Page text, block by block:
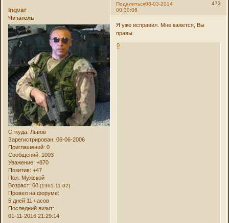
Поделиться 473
08-03-2014
00:30:06
Ingvar
Читатель
Откуда: Львов
Зарегистрирован: 06-06-2006
Приглашений: 0
Сообщений: 1003
Уважение: +870
Позитив: +47
Пол: Мужской
Возраст: 60[1965-11-02]
Провел на форуме:
5 дней 11 часов
Последний визит:
01-11-2016 21:29:14
Я уже исправил. Мне кажется, Вы
правы.
0